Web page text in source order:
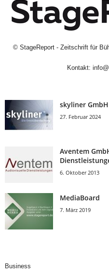
© StageReport - Zeitschrift für
Kontakt:
skyliner GmbH
27. Februar 2024
Aventem
6. Oktober 2013
MediaBoard
7. März 2019
Business